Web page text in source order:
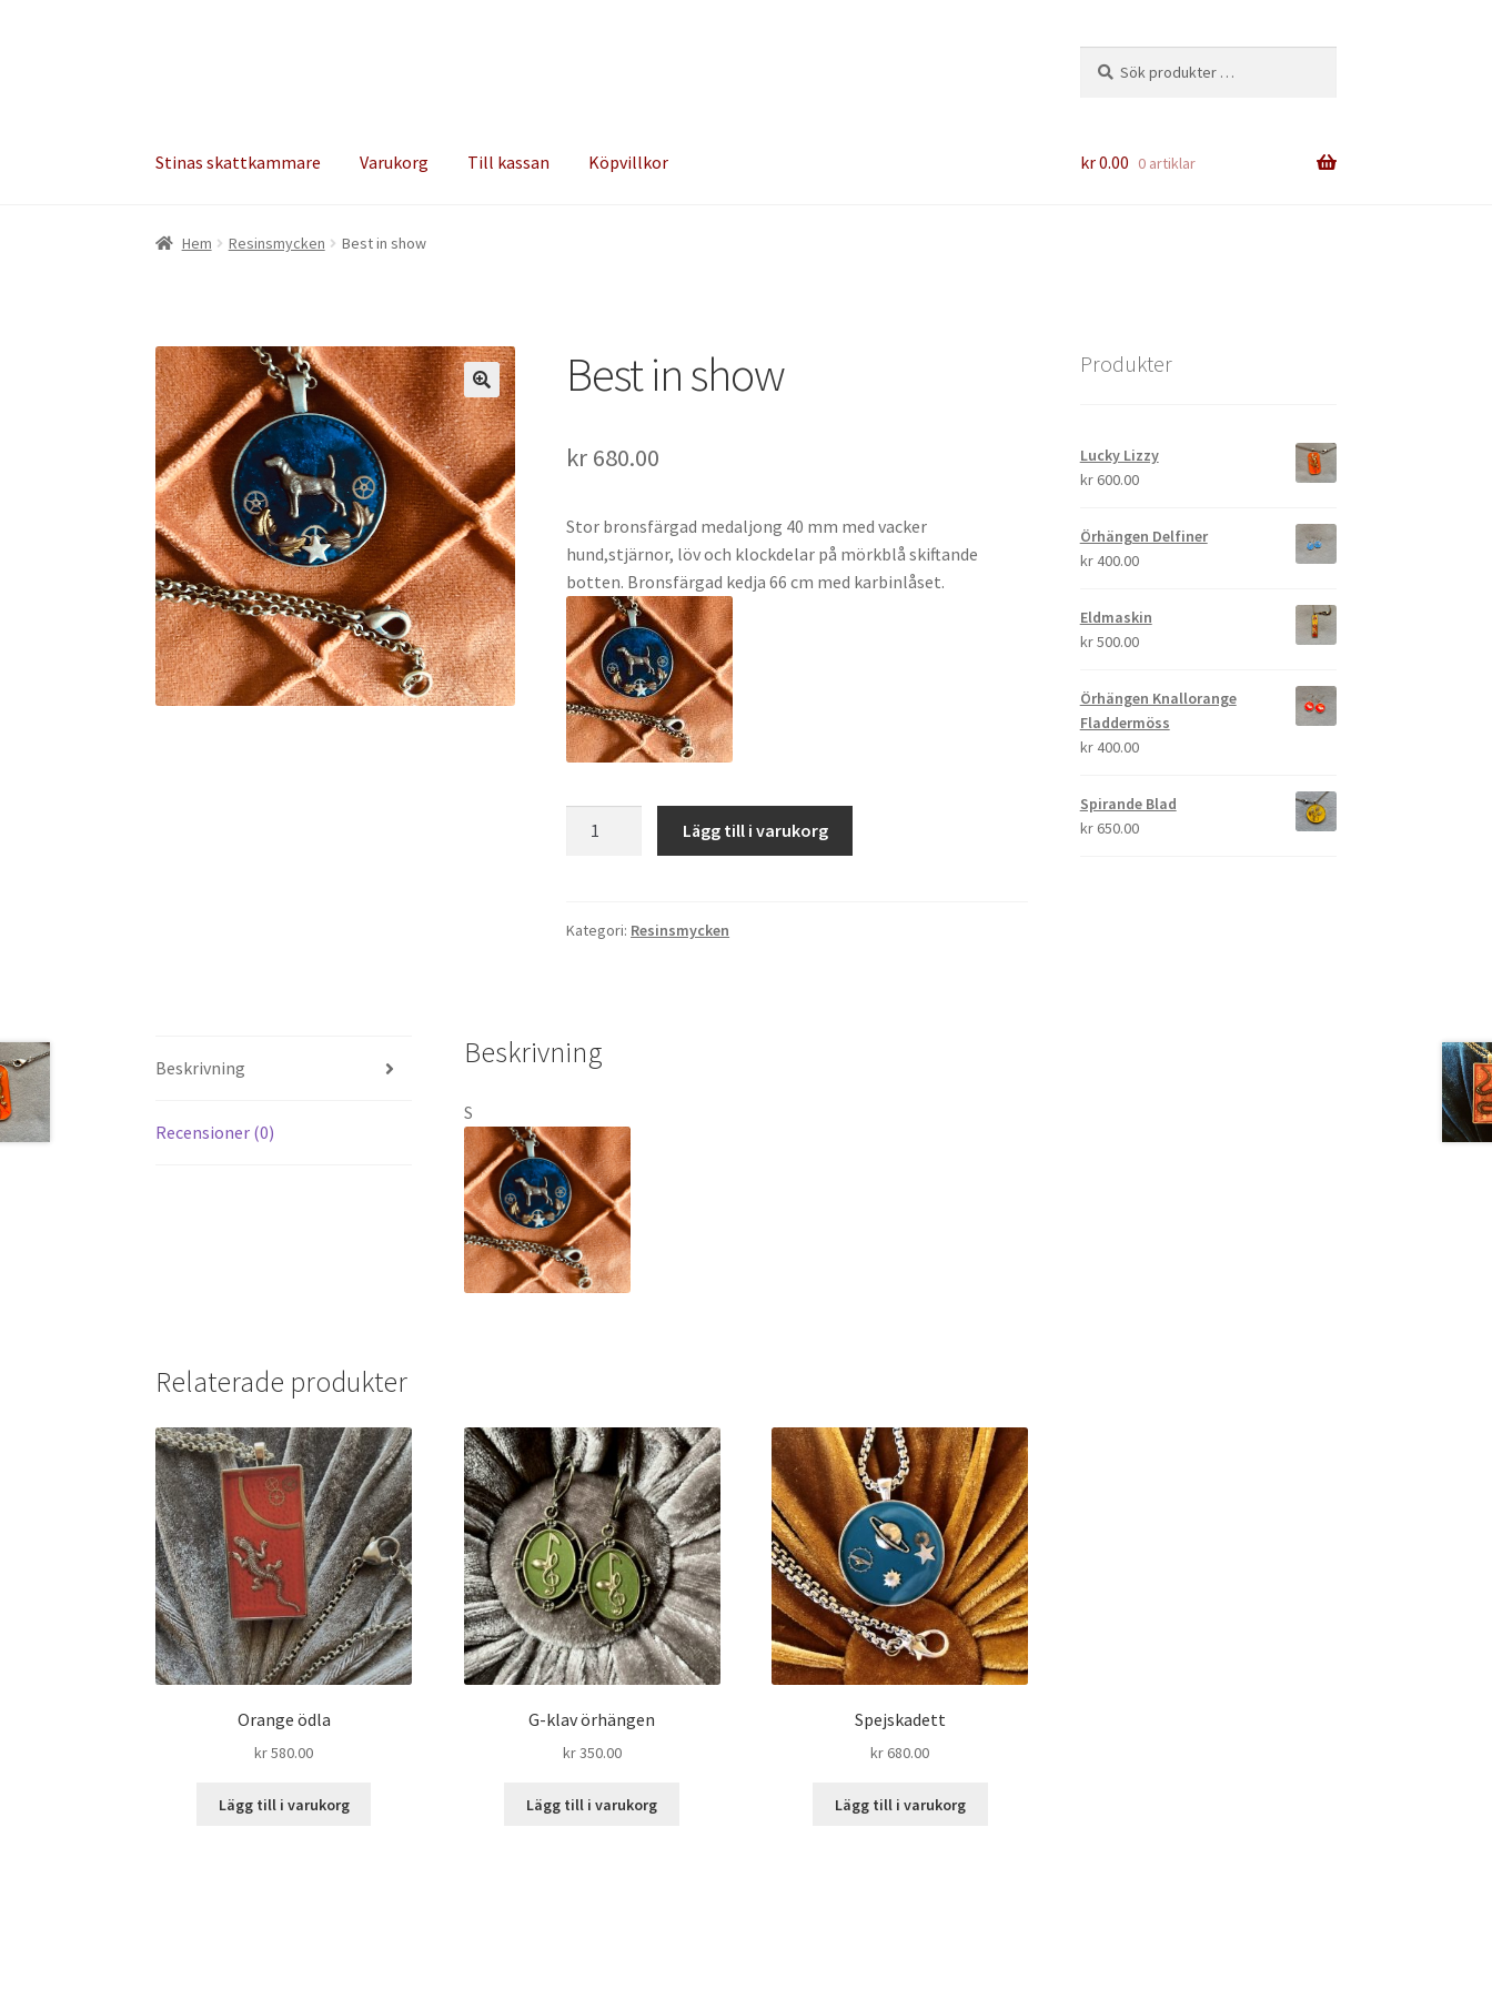
efter:
Stinas skattkammare Varukorg Till kassan Köpvillkor kr0.00 0 artiklar
Hem Resinsmycken Best in show
Best in show
kr 680.00
Stor bronsfärgad medaljong 40 mm med vacker
hund,stjärnor, löv och klockdelar på mörkblå skiftande
botten. Bronsfärgad kedja 66 cm med karbinlåset.
Lägg till i varukorg
Kategori: Resinsmycken
Beskrivning
Recensioner (0)
Beskrivning
S
Relaterade produkter
Orange ödla
kr580.00
Lägg till i varukorg
G-klav örhängen
kr350.00
Lägg till i varukorg
Spejskadett
kr 680.00
Lägg till i varukorg
Produkter
Lucky Lizzy
kr600.00
Örhängen Delfiner
kr400.00
Eldmaskin
kr500.00
Örhängen Knallorange
Fladdermöss
kr400.00
Spirande Blad
kr650.00